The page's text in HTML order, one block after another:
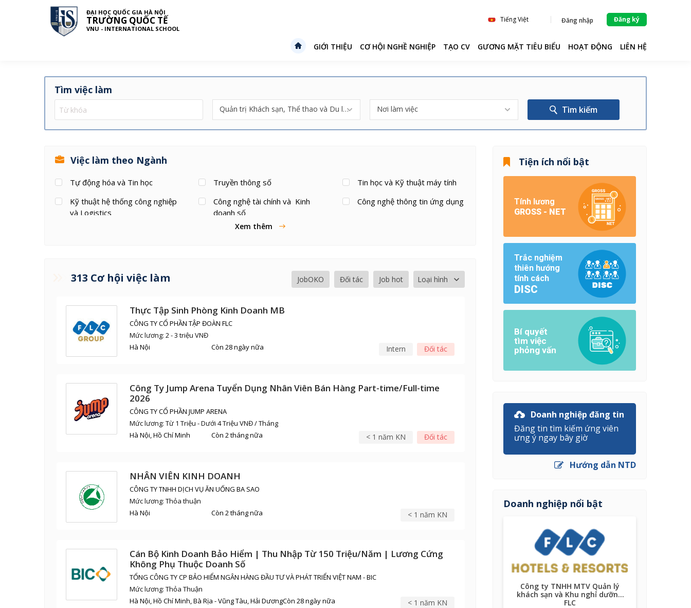
ĐẠI HỌC QUỐC GIA HÀ NỘI
TRƯỜNG QUỐC TẾ
VNU - INTERNATIONAL SCHOOL
Tiếng Việt Đăng nhập Đăng ký
GIỚI THIỆU CƠ HỘI NGHỀ NGHIỆP TẠO CV GƯƠNG MẶT TIÊU BIỂU HOẠT ĐỘNG LIÊN HỆ
Tìm việc làm
Quản trị Khách sạn, Thể thao và Du lịch Nơi làm việc Tìm kiếm
Việc làm theo Ngành
Tự động hóa và Tin học Truyền thông số
Tin học và Kỹ thuật máy tính
Kỹ thuật hệ thống công nghiệp
và Logistics
Công nghệ tài chính và Kinh
doanh số
Công nghệ thông tin ứng dụng
Ngôn ngữ Anh
Marketing
Quản trị Khách sạn, Thể thao
Kế toán - Tài chính
Khoa học ngành quản lí Kinh doanh Quốc tế
Xem thêm
313 Cơ hội việc làm JobOKO Đối tác Job hot
Thực Tập Sinh Phòng Kinh Doanh MB
CÔNG TY CỔ PHẦN TẬP ĐOÀN FLC
Mức lương: 2 - 3 triệu VNĐ
Hà Nội
Còn 28 ngày nữa Đối tác
Intern
Công Ty Jump Arena Tuyển Dụng Nhân Viên Bán Hàng Part-time/Full-time
2026
CÔNG TY CỔ PHẦN JUMP ARENA
Mức lương: Từ 1 Triệu - Dưới 4 Triệu VNĐ / Tháng
Hà Nội, Hồ Chí Minh
Còn 2 tháng nữa Đối tác
< 1 năm KN
NHÂN VIÊN KINH DOANH
CÔNG TY TNHH DỊCH VỤ ĂN UỐNG BA SAO
Mức lương: Thỏa thuận
Hà Nội
Còn 2 tháng nữa < 1 năm KN
Cán Bộ Kinh Doanh Bảo Hiểm | Thu Nhập Từ 150 Triệu/Năm | Lương Cứng
Không Phụ Thuộc Doanh Số
TỔNG CÔNG TY CP BẢO HIỂM NGÂN HÀNG ĐẦU TƯ VÀ PHÁT TRIỂN VIỆT NAM - BIC
Mức lương: Thỏa Thuận
Hà Nội, Hồ Chí Minh, Bà Rịa - Vũng Tàu, Hải DươngCòn 28 ngày nữa < 1 năm KN
Tiện ích nổi bật
Tính lương
GROSS - NET
Trắc nghiệm
thiên hướng
tính cách
DISC
Bí quyết
tìm việc
phỏng vấn
Doanh nghiệp đăng tin
Đăng tin tìm kiếm ứng viên
ưng ý ngay bây giờ
Hướng dẫn NTD
Doanh nghiệp nổi bật
Công ty TNHH MTV Quản lý
khách sạn và Khu nghỉ dưỡng
FLC